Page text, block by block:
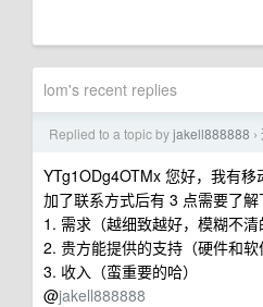
lom's recent replies
Replied to a topic byjakell888888 ›
YTg1ODg4OTMx 您好，我有移
加了联系方式后有 3 点需要了解
1. 需求（越细致越好，模糊不清
2. 贵方能提供的支持（硬件和
3. 收入（蛮重要的哈）
@jakell888888